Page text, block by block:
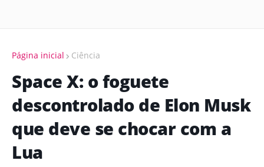
Página inicial Ciência
Space X: o foguete
descontrolado de Elon Musk
que deve se chocar com a
Lua